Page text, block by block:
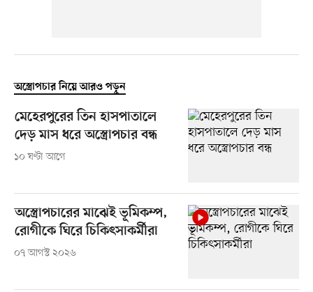
অস্ত্রোপচার নিয়ে আরও পড়ুন
মেহেরপুরের তিন হাসপাতালে
দেড় মাস ধরে অস্ত্রোপচার বন্ধ
১০ ঘণ্টা আগে
অস্ত্রোপচারের মাঝেই ভূমিকম্প,
রোগীকে ঘিরে চিকিৎসাকর্মীরা
০৭ আগস্ট ২০২৬